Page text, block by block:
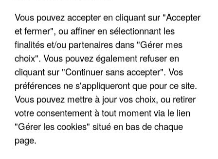
APRÈS TOUTES CES CANICULES, LES REFUGES
DE FAUNE SAUVAGE SONT...
Vous pouvez accepter en cliquant sur "Accepter
et fermer", ou affiner en sélectionnant les
finalités et/ou partenaires dans "Gérer mes
choix". Vous pouvez également refuser en
cliquant sur "Continuer sans accepter". Vos
préférences ne s'appliqueront que pour ce site.
Vous pouvez mettre à jour vos choix, ou retirer
votre consentement à tout moment via le lien
"Gérer les cookies" situé en bas de chaque
page.